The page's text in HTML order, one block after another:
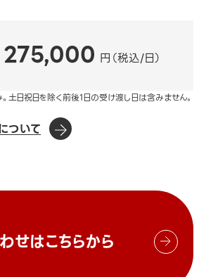
275,000 円（税込/日）
日祝日を除く前後1日の受け渡し日は含みません。
ついて
せはこちらから